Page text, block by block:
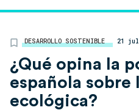
DESARROLLO SOSTENIBLE 21
¿Qué opina la
española sobre
ecológica?